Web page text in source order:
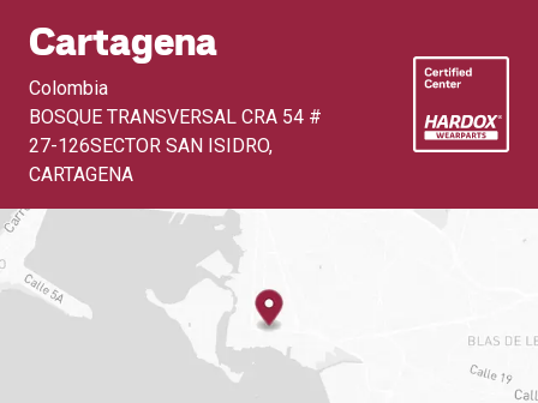
Cartagena
Colombia
BOSQUE TRANSVERSAL CRA 54 #
27-126SECTOR SAN ISIDRO,
CARTAGENA